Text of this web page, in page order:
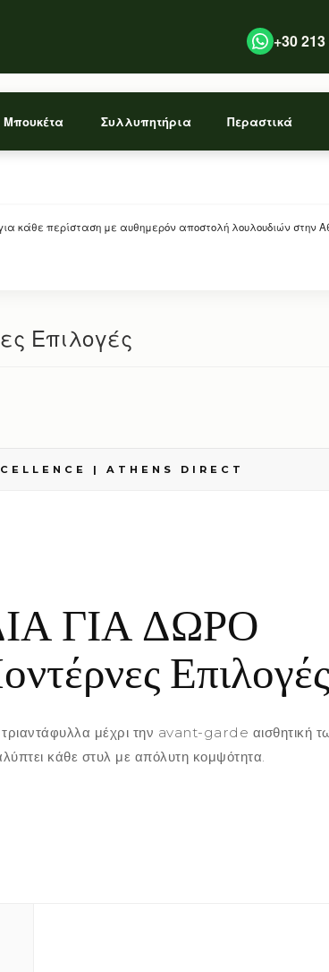
+30
Μπουκέτα Συλλυπητήρια Περαστικά
κάθε περίσταση με αυθημερόν αποστολή λουλουδιών στην
Επιλογές
| ATHENS DIRECT
ΓΙΑ ΔΩΡΟ
Επιλογές
τριαντάφυλλα μέχρι την avant-garde αισθητική
κάθε στυλ με απόλυτη κομψότητα.